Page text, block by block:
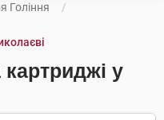
Гоління
картриджі у